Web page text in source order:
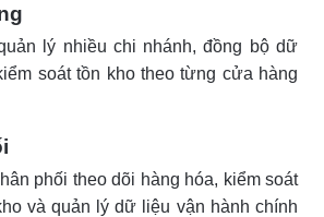
lý nhiều chi nhánh, đồng bộ dữ
soát tồn kho theo từng cửa hàng
phối theo dõi hàng hóa, kiểm soát
và quản lý dữ liệu vận hành chính